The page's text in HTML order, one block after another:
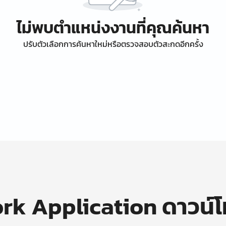
ไม่พบตำแหน่งงานที่คุณค้นหา
ปรับตัวเลือกการค้นหาใหม่หรือตรวจสอบตัวสะกดอีกครั้ง
Application ดาวน์